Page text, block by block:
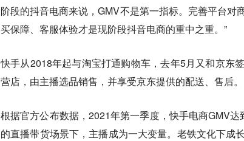
阶段的抖音电商来说，GMV不是第一指标。完善平台对
买保障、客服体验才是现阶段抖音电商的重中之重。”
快手从2018年起与淘宝打通购物车，去年5月又和京东
营店，由主播选品销售，并享受京东提供的配送、售后。
根据官方公布数据，2021年第一季度，快手电商GMV
的直播带货场景下，主播成为一大变量。老铁文化下成